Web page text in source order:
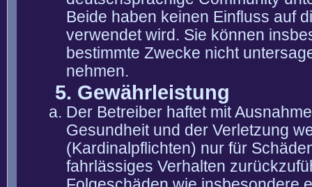
Beide haben keinen Einfluss auf
verwendet wird. Sie können
bestimmte Zwecke nicht
nehmen.
5. Gewährleistung
Der Betreiber haftet mit
Gesundheit und der Verletzung
(Kardinalpflichten) nur für
fahrlässiges Verhalten